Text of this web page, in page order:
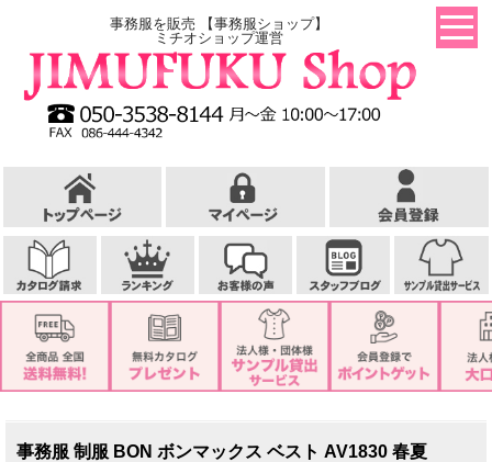
事務服を販売 【事務服ショップ】
ミチオショップ運営
事務服 制服 BON ボンマックス ベスト AV1830 春夏